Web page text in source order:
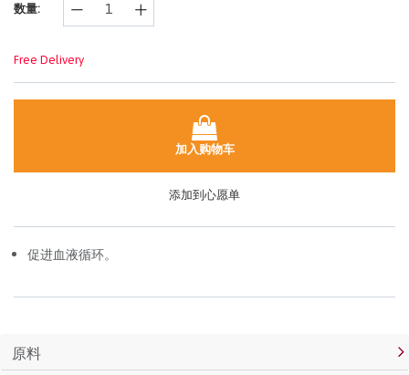
面
数量:
Free Delivery
加入购物车
添加到心愿单
促进血液循环。
原料